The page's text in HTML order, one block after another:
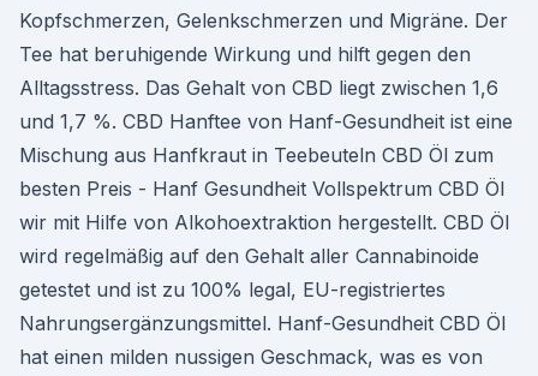
Kopfschmerzen, Gelenkschmerzen und Migräne. Der
Tee hat beruhigende Wirkung und hilft gegen den
Alltagsstress. Das Gehalt von CBD liegt zwischen 1,6
und 1,7 %. CBD Hanftee von Hanf-Gesundheit ist eine
Mischung aus Hanfkraut in Teebeuteln CBD Öl zum
besten Preis - Hanf Gesundheit Vollspektrum CBD Öl
wir mit Hilfe von Alkohoextraktion hergestellt. CBD Öl
wird regelmäßig auf den Gehalt aller Cannabinoide
getestet und ist zu 100% legal, EU-registriertes
Nahrungsergänzungsmittel. Hanf-Gesundheit CBD Öl
hat einen milden nussigen Geschmack, was es von